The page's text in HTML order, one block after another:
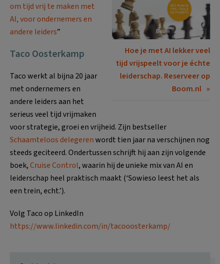
Hoe je met AI lekker veel
tijd vrijspeelt voor je échte
leiderschap. Reserveer op
Boom.nl
om tijd vrij te maken met
AI, voor ondernemers en
andere leiders”
Taco Oosterkamp
Taco werkt al bijna 20 jaar
met ondernemers en
andere leiders aan het
serieus veel tijd vrijmaken
voor strategie, groei en vrijheid. Zijn bestseller
Schaamteloos delegerenwordt tien jaar na verschijnen nog
steeds geciteerd. Ondertussen schrijft hij aan zijn volgende
boek,Cruise Control, waarin hij de unieke mix van AI en
leiderschap heel praktisch maakt (‘Sowieso leest het als
een trein, echt.’).
Volg Taco op LinkedIn
https://www.linkedin.com/in/tacooosterkamp/